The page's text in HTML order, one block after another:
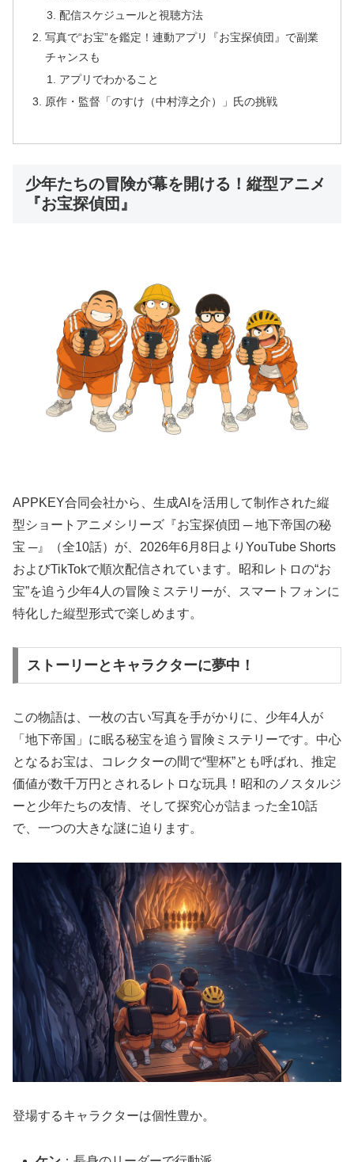
配信スケジュールと視聴方法
写真で“お宝”を鑑定！連動アプリ『お宝探偵団』で副業
チャンスも
アプリでわかること
原作・監督「のすけ（中村淳之介）」氏の挑戦
少年たちの冒険が幕を開ける！縦型アニメ
『お宝探偵団』
APPKEY合同会社から、生成AIを活用して制作された縦
型ショートアニメシリーズ『お宝探偵団 ─ 地下帝国の秘
宝 ─』（全10話）が、2026年6月8日よりYouTube Shorts
およびTikTokで順次配信されています。昭和レトロの“お
宝”を追う少年4人の冒険ミステリーが、スマートフォンに
特化した縦型形式で楽しめます。
ストーリーとキャラクターに夢中！
この物語は、一枚の古い写真を手がかりに、少年4人が
「地下帝国」に眠る秘宝を追う冒険ミステリーです。中心
となるお宝は、コレクターの間で“聖杯”とも呼ばれ、推定
価値が数千万円とされるレトロな玩具！昭和のノスタルジ
ーと少年たちの友情、そして探究心が詰まった全10話
で、一つの大きな謎に迫ります。
登場するキャラクターは個性豊か。